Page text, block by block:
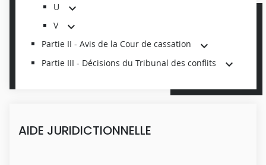
U
V
Partie II - Avis de la Cour de cassation
Partie III - Décisions du Tribunal des conflits
AIDE JURIDICTIONNELLE